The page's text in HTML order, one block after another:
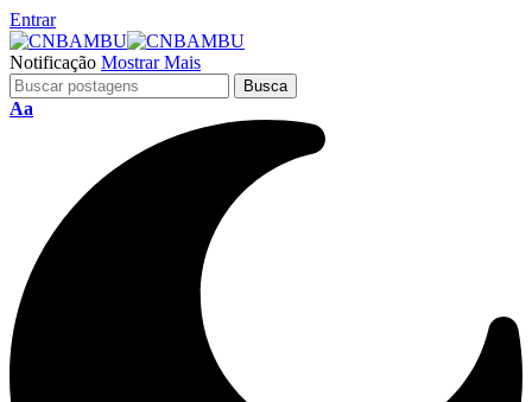
Entrar
Notificação Mostrar Mais
Aa